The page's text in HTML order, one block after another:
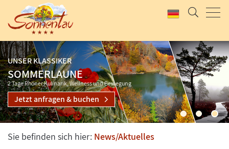
AKTUELLES ANGEBOT
RHÖNZEIT
2 Tage Genuss pur
Jetzt anfragen & buchen
UNSER KLASSIKER
SOMMERLAUNE
2 Tage Rhöner Kulinarik, Wellness und Bewegung
Jetzt anfragen & buchen
Sie befinden sich hier: News/Aktuelles